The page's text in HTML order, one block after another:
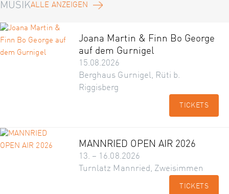
MUSIKALLE ANZEIGEN
Joana Martin & Finn Bo George
auf dem Gurnigel
15.08.2026
Berghaus Gurnigel, Rüti b.
Riggisberg
TICKETS
MANNRIED OPEN AIR 2026
13. – 16.08.2026
Turnlatz Mannried, Zweisimmen
TICKETS